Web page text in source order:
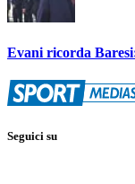
Evani ricorda
Seguici su